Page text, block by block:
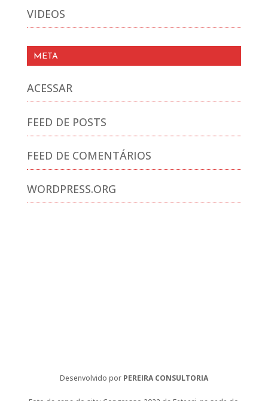
VIDEOS
META
ACESSAR
FEED DE POSTS
FEED DE COMENTÁRIOS
WORDPRESS.ORG
Desenvolvido por PEREIRA CONSULTORIA